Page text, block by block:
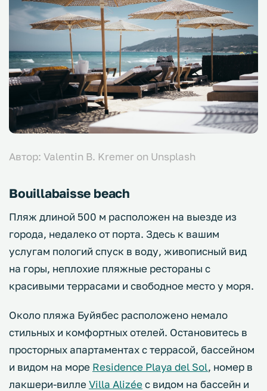
Автор: Valentin B. Kremer on Unsplash
Bouillabaisse beach
Пляж длиной 500 м расположен на выезде из
города, недалеко от порта. Здесь к вашим
услугам пологий спуск в воду, живописный вид
на горы, неплохие пляжные рестораны с
красивыми террасами и свободное место у моря.
Около пляжа Буйябес расположено немало
стильных и комфортных отелей. Остановитесь в
просторных апартаментах с террасой, бассейном
и видом на море Residence Playa del Sol, номер в
лакшери-вилле Villa Alizée с видом на бассейн и